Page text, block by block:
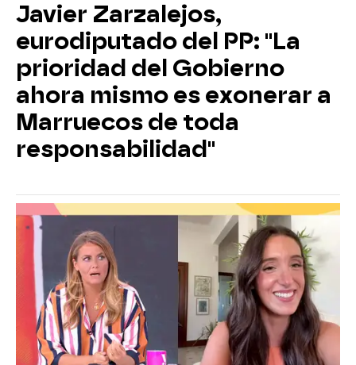
Javier Zarzalejos,
eurodiputado del PP: "La
prioridad del Gobierno
ahora mismo es exonerar a
Marruecos de toda
responsabilidad"